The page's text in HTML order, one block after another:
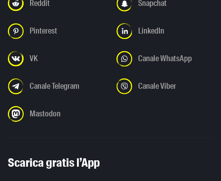
Reddit Snapchat
Pinterest LinkedIn
VK Canale WhatsApp
Canale Telegram Canale Viber
Mastodon
Scarica gratis l’App